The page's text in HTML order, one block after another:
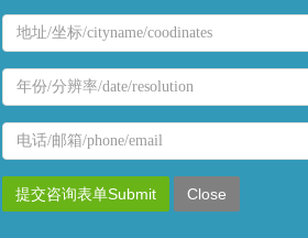
一颗民用C波段合成孔径雷达成像卫
率地球观测系统的一部分，旨在提
监测，可满足对陆地、海洋、减灾、
，高分三号卫星的主要用户是海洋、
土测绘等部门。 GF-3号卫星于UTC
时间8月10日)由长征-4C运载火箭从
地
区
称
区
称
系
方
式
提交咨询表单Submit Close